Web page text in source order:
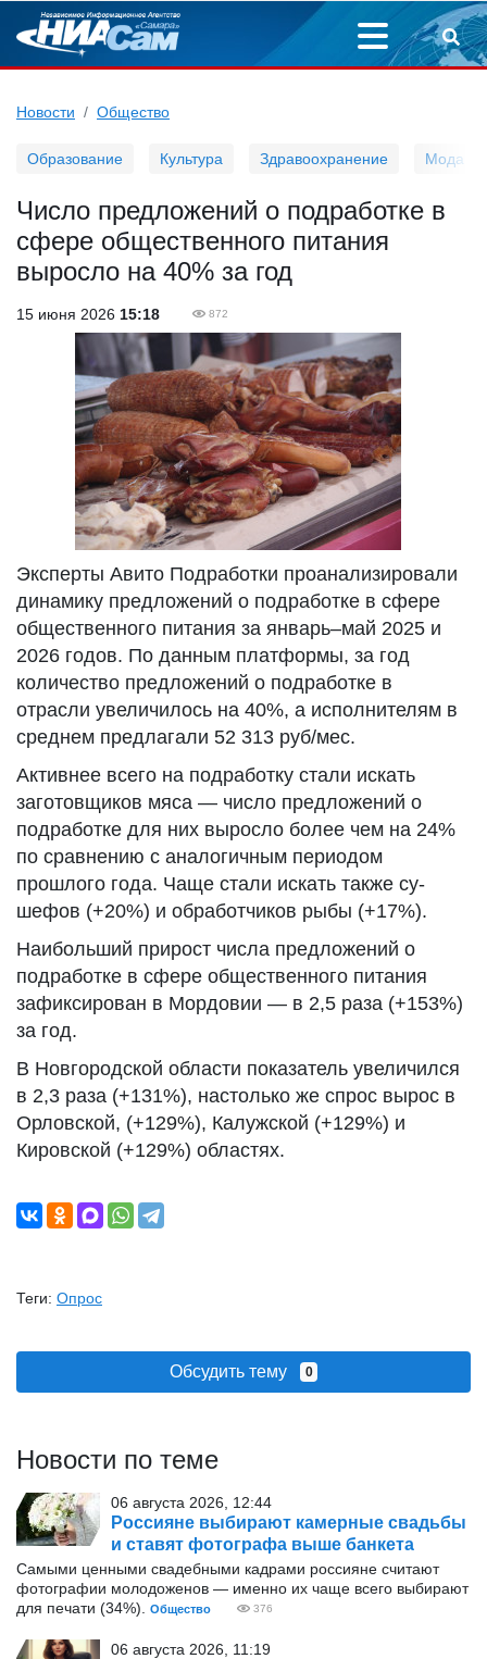
Новости Общество
Образование Культура Здравоохранение Мода
Число предложений о подработке в
сфере общественного питания
выросло на 40% за год
15 июня 2026 15:18 872
Эксперты Авито Подработки проанализировали
динамику предложений о подработке в сфере
общественного питания за январь–май 2025 и
2026 годов. По данным платформы, за год
количество предложений о подработке в
отрасли увеличилось на 40%, а исполнителям в
среднем предлагали 52 313 руб/мес.
Активнее всего на подработку стали искать
заготовщиков мяса — число предложений о
подработке для них выросло более чем на 24%
по сравнению с аналогичным периодом
прошлого года. Чаще стали искать также су-
шефов (+20%) и обработчиков рыбы (+17%).
Наибольший прирост числа предложений о
подработке в сфере общественного питания
зафиксирован в Мордовии — в 2,5 раза (+153%)
за год.
В Новгородской области показатель увеличился
в 2,3 раза (+131%), настолько же спрос вырос в
Орловской, (+129%), Калужской (+129%) и
Кировской (+129%) областях.
Теги: Опрос
Обсудить тему 0
Новости по теме
06 августа 2026, 12:44
Россияне выбирают камерные свадьбы
и ставят фотографа выше банкета
Самыми ценными свадебными кадрами россияне считают
фотографии молодоженов — именно их чаще всего выбирают
для печати (34%).
Общество 376
06 августа 2026, 11:19